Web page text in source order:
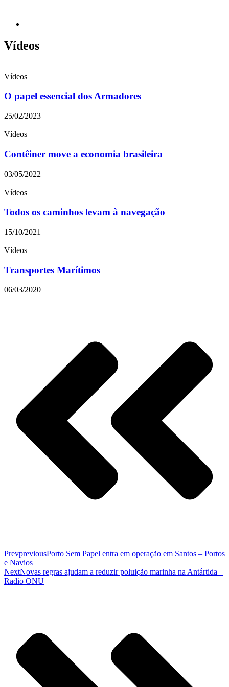
Vídeos
Vídeos
O papel essencial dos Armadores
25/02/2023
Vídeos
Contêiner move a economia brasileira
03/05/2022
Vídeos
Todos os caminhos levam à navegação
15/10/2021
Vídeos
Transportes Marítimos
06/03/2020
PrevpreviousPorto Sem Papel entra em operação em Santos – Portos
e Navios
NextNovas regras ajudam a reduzir poluição marinha na Antártida –
Radio ONU